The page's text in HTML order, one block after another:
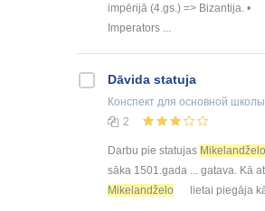
impērijā (4.gs.) => Bizantija. •
Imperators ...
Dāvida statuja
Конспект для основной школы
2
Darbu pie statujas Mikelandželo
sāka 1501.gada ... gatava. Kā
Mikelandželo
lietai piegāja